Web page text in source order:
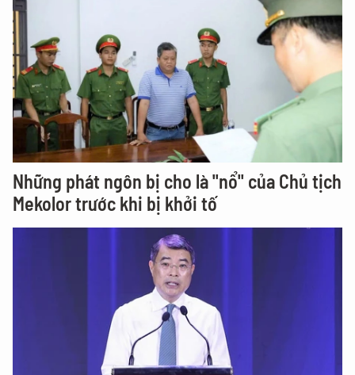
Những phát ngôn bị cho là "nổ" của Chủ tịch
Mekolor trước khi bị khởi tố